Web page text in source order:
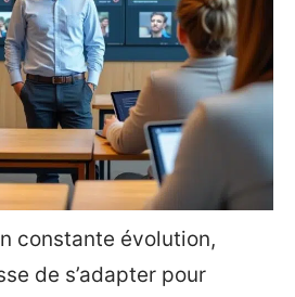
constante évolution,
de s’adapter pour